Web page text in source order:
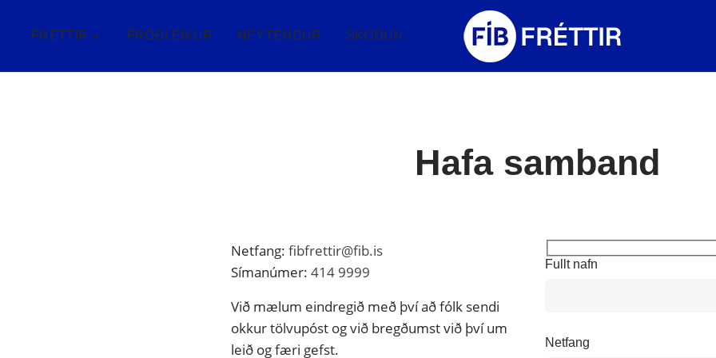
FRÉTTIR FRÓÐLEIKUR NEYTENDUR SKOÐUN
Hafa samband
Netfang: fibfrettir@fib.is
Símanúmer: 414 9999
Við mælum eindregið með því að fólk sendi
okkur tölvupóst og við bregðumst við því um
leið og færi gefst.
Fullt nafn
Netfang